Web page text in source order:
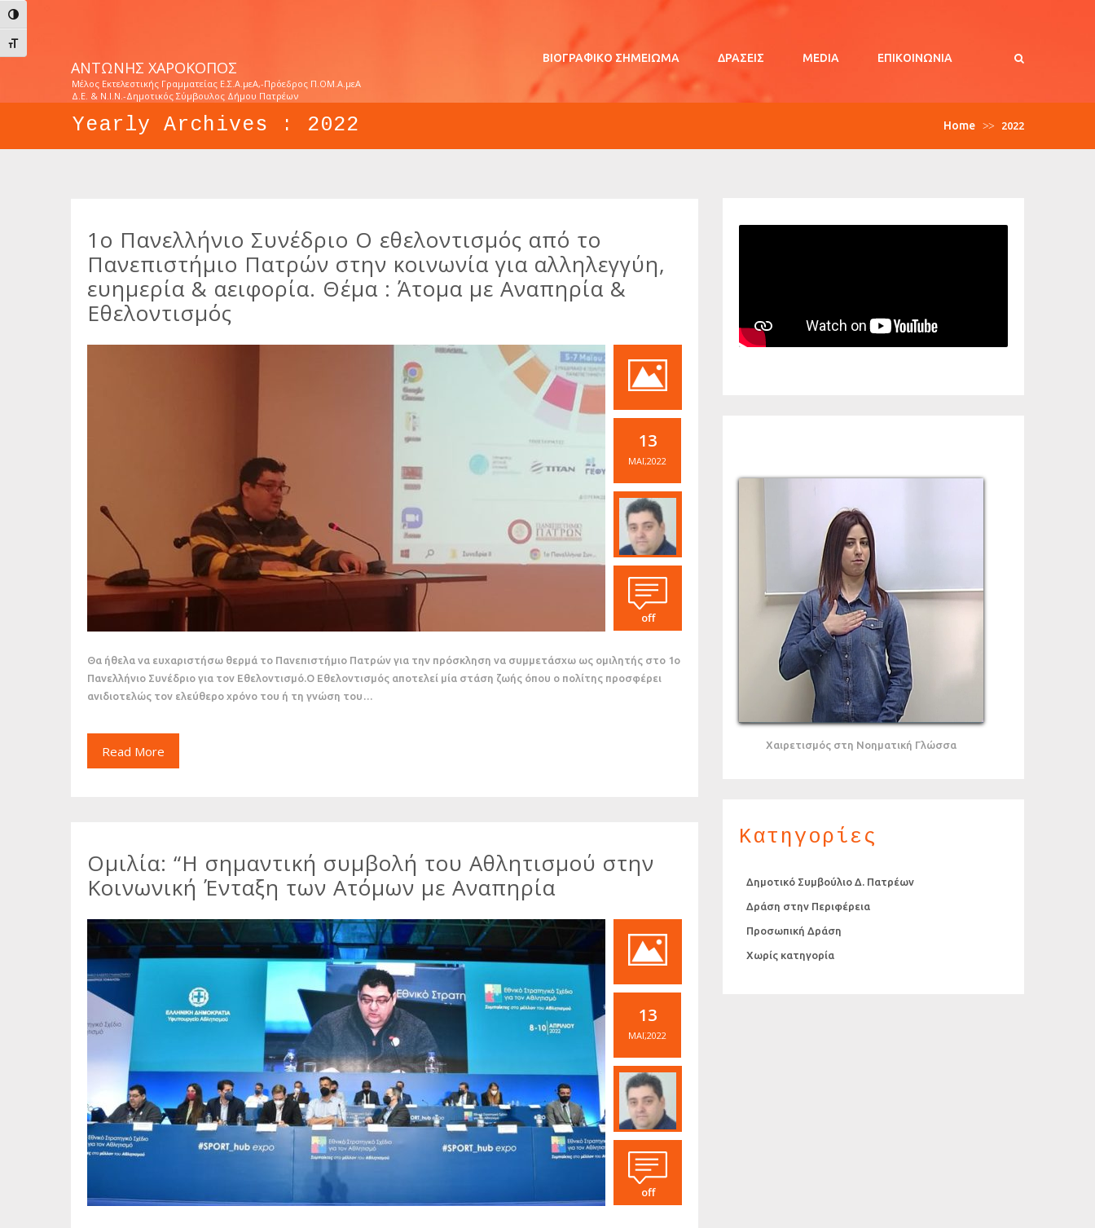
Εναλλαγή Υψηλής Αντίθεσης
Εναλλαγή Μεγέθους Γραμμάτων
ΑΝΤΏΝΗΣ ΧΑΡΟΚΌΠΟΣ
Μέλος Εκτελεστικής Γραμματείας Ε.Σ.Α.μεΑ,-Πρόεδρος Π.ΟΜ.Α.μεΑ
Δ.Ε. & Ν.Ι.Ν.-Δημοτικός Σύμβουλος Δήμου Πατρέων
ΒΙΟΓΡΑΦΙΚΌ ΣΗΜΕΊΩΜΑ ΔΡΑΣΕΙΣ MEDIA ΕΠΙΚΟΙΝΩΝΊΑ
Yearly Archives : 2022 Home >> 2022
1ο Πανελλήνιο Συνέδριο Ο εθελοντισμός από το
Πανεπιστήμιο Πατρών στην κοινωνία για αλληλεγγύη,
ευημερία & αειφορία. Θέμα : Άτομα με Αναπηρία &
Εθελοντισμός
13
ΜΆΙ,2022
off
Θα ήθελα να ευχαριστήσω θερμά το Πανεπιστήμιο Πατρών για την πρόσκληση να συμμετάσχω ως ομιλητής στο 1ο
Πανελλήνιο Συνέδριο για τον Εθελοντισμό.Ο Εθελοντισμός αποτελεί μία στάση ζωής όπου ο πολίτης προσφέρει
ανιδιοτελώς τον ελεύθερο χρόνο του ή τη γνώση του…
Read More
Ομιλία: “Η σημαντική συμβολή του Αθλητισμού στην
Κοινωνική Ένταξη των Ατόμων με Αναπηρία
13
ΜΆΙ,2022
off
Χαιρετισμός στη Νοηματική Γλώσσα
Κατηγορίες
Δημοτικό Συμβούλιο Δ. Πατρέων
Δράση στην Περιφέρεια
Προσωπική Δράση
Χωρίς κατηγορία